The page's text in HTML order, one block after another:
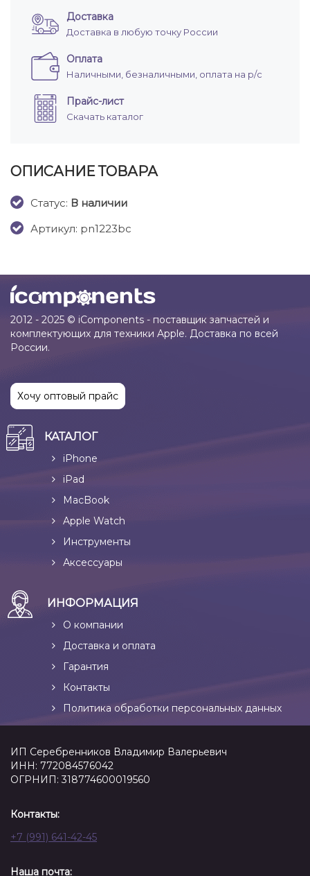
Доставка
Доставка в любую точку России
Оплата
Наличными, безналичными, оплата на р/с
Прайс-лист
Скачать каталог
ОПИСАНИЕ ТОВАРА
Cтатус: В наличии
Артикул: pn1223bc
2012 - 2025 © iComponents - поставщик запчастей и
комплектующих для техники Apple. Доставка по всей
России.
Хочу оптовый прайс
КАТАЛОГ
iPhone
iPad
MacBook
Apple Watch
Инструменты
Аксессуары
ИНФОРМАЦИЯ
О компании
Доставка и оплата
Гарантия
Контакты
Политика обработки персональных данных
ИП Серебренников Владимир Валерьевич
ИНН: 772084576042
ОГРНИП: 318774600019560
Контакты:
+7 (991) 641-42-45
Наша почта: